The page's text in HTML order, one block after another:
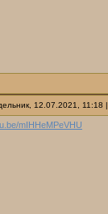
12.07.2021,
mIHHeMPeVHU